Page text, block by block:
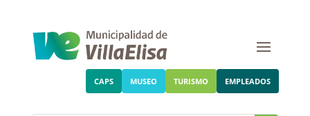
CAPS MUSEO TURISMO EMPLEADOS